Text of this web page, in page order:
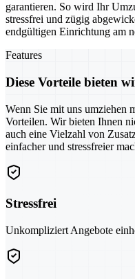
garantieren. So wird Ihr
stressfrei und zügig
endgültigen Einrichtung am
Features
Diese Vorteile bieten
Wenn Sie mit uns umziehen
Vorteilen. Wir bieten Ihnen
auch eine Vielzahl von
einfacher und stressfreier
Stressfrei
Unkompliziert Angebote